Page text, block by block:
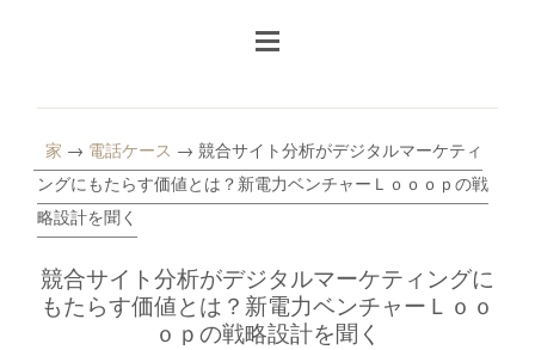
家 → 電話ケース → 競合サイト分析がデジタルマーケティ
ングにもたらす価値とは？新電力ベンチャーＬｏｏｏｐの戦
略設計を聞く
競合サイト分析がデジタルマーケティングに
もたらす価値とは？新電力ベンチャーＬｏｏ
ｏｐの戦略設計を聞く